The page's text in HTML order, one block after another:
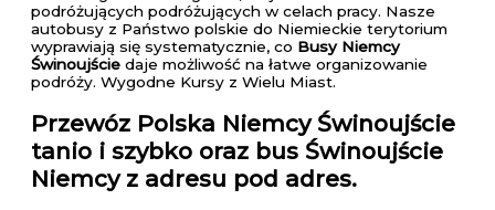
podróżujących podróżujących w celach pracy. Nasze
autobusy z Państwo polskie do Niemieckie terytorium
wyprawiają się systematycznie, co Busy Niemcy
Świnoujście daje możliwość na łatwe organizowanie
podróży. Wygodne Kursy z Wielu Miast.
Przewóz Polska Niemcy Świnoujście
tanio i szybko oraz bus Świnoujście
Niemcy z adresu pod adres.